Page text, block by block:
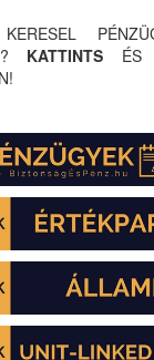
KATTINTS ÉS